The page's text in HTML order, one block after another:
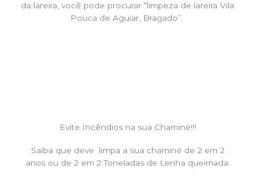
da lareira, você pode procurar “limpeza de lareira Vila
Pouca de Aguiar, Bragado”.
Evite Incêndios na sua Chaminé!!!
Saiba que deve limpa a sua chaminé de 2 em 2
anos ou de 2 em 2 Toneladas de Lenha queimada.